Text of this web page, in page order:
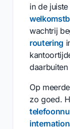
in de
wachtrij
routering
Op
zo goed.